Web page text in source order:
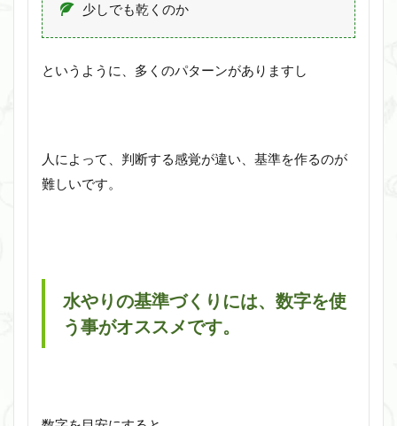
少しでも乾くのか
というように、多くのパターンがありますし
人によって、判断する感覚が違い、基準を作るのが
難しいです。
水やりの基準づくりには、数字を使
う事がオススメです。